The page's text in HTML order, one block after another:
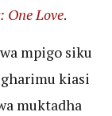
One Love.
mpigo siku
kiasi
muktadha